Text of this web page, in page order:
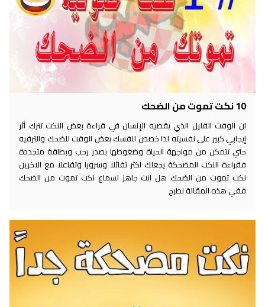
10 نكت تموت من الضحك
ان الوقت القليل الذي يقضيه الإنسان في قراءة بعض النكت تترك أثر
إيجابي كبير على نفسيته لذا خصص لنفسك بعض الوقت للضحك والترفيه
حتي تتمكن من مواجهة الحياة وضغوطها بصدر رحب وبطاقة متجددة
فقراءة النكت المضحكة يجعلك اكثر تفائلا وسرورا وتفاعلا مع الاخرين
نكت تموت من الضحك هل انت جاهز لسماع نكت تموت من الضحك
ففي هذه المقالة نطرح